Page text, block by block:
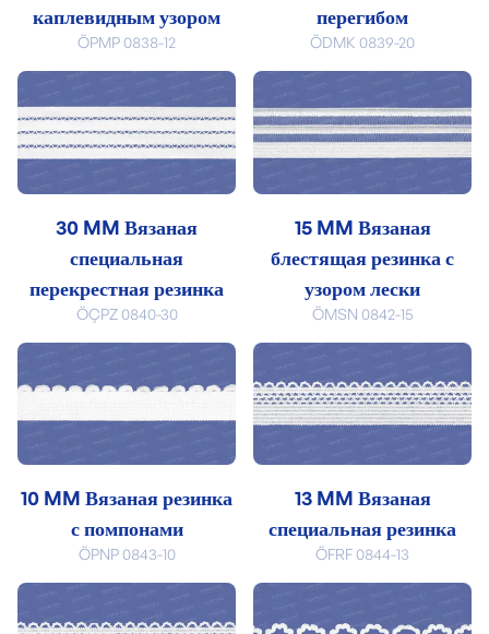
каплевидным узором
ÖPMP 0838-12
перегибом
ÖDMK 0839-20
30 MM Вязаная
специальная
перекрестная резинка
ÖÇPZ 0840-30
15 MM Вязаная
блестящая резинка с
узором лески
ÖMSN 0842-15
10 MM Вязаная резинка
с помпонами
ÖPNP 0843-10
13 MM Вязаная
специальная резинка
ÖFRF 0844-13